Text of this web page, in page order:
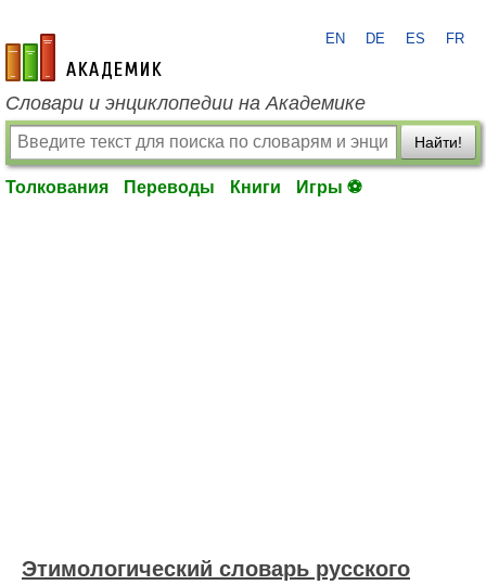
academic.ru
EN DE ES FR
Словари и энциклопедии на Академике
Найти!
Толкования Переводы Книги Игры ⚽
Этимологический словарь русского